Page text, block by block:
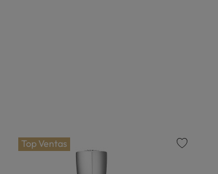
Top Ventas